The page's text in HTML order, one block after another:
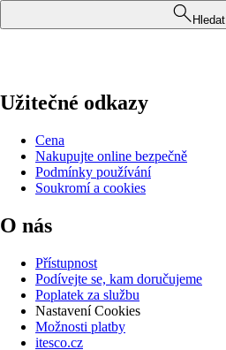
Hledat
Užitečné odkazy
Cena
Nakupujte online bezpečně
Podmínky používání
Soukromí a cookies
O nás
Přístupnost
Podívejte se, kam doručujeme
Poplatek za službu
Nastavení Cookies
Možnosti platby
itesco.cz